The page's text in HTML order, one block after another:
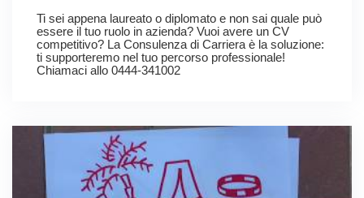
Ti sei appena laureato o diplomato e non sai quale può
essere il tuo ruolo in azienda? Vuoi avere un CV
competitivo? La Consulenza di Carriera è la soluzione:
ti supporteremo nel tuo percorso professionale!
Chiamaci allo 0444-341002